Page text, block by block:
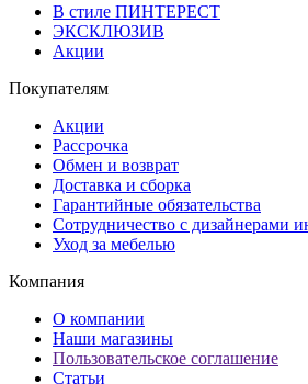
В стиле ПИНТЕРЕСТ
ЭКСКЛЮЗИВ
Акции
Покупателям
Акции
Рассрочка
Обмен и возврат
Доставка и сборка
Гарантийные обязательства
Сотрудничество с дизайнерами
Уход за мебелью
Компания
О компании
Наши магазины
Пользовательское соглашение
Статьи